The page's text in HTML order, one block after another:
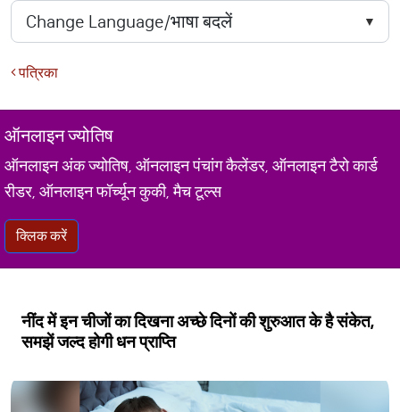
पत्रिका
ऑनलाइन ज्योतिष
ऑनलाइन अंक ज्योतिष, ऑनलाइन पंचांग कैलेंडर, ऑनलाइन टैरो कार्ड
रीडर, ऑनलाइन फॉर्च्यून कुकी, मैच टूल्स
क्लिक करें
नींद में इन चीजों का दिखना अच्छे दिनों की शुरुआत के है संकेत,
समझें जल्द होगी धन प्राप्ति